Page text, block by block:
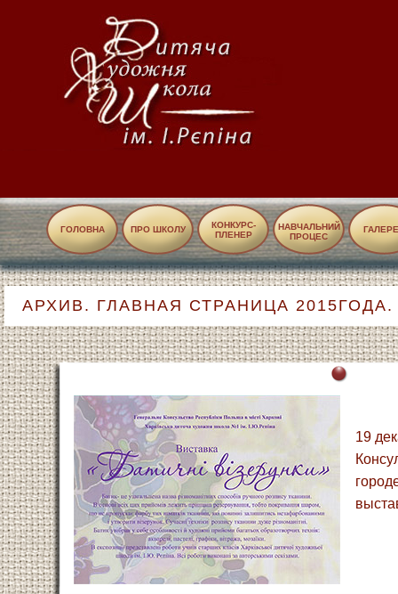
ГОЛОВНА ПРО ШКОЛУ
КОНКУРС-
ПЛЕНЕР
НАВЧАЛЬНИЙ
ПРОЦЕС
АРХИВ. ГЛАВНАЯ СТРАНИЦА 2015ГОДА.
19